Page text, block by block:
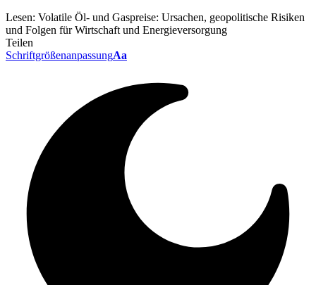
Lesen: Volatile Öl- und Gaspreise: Ursachen, geopolitische Risiken
und Folgen für Wirtschaft und Energieversorgung
Teilen
SchriftgrößenanpassungAa